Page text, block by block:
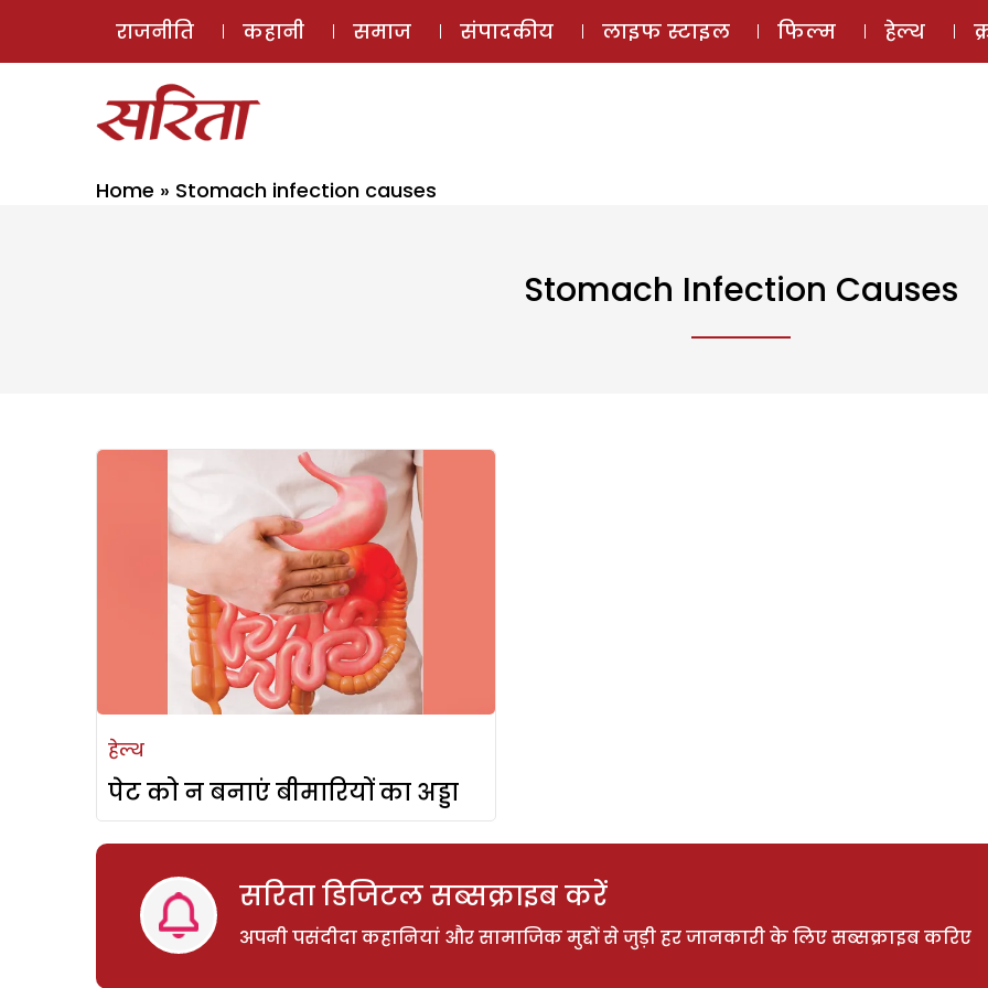
ई-मैगज़ीन
राजनीति कहानी समाज संपादकीय लाइफ स्टाइल फिल्म हेल्थ
Home » Stomach infection causes
Stomach Infection Causes
हेल्थ
पेट को न बनाएं बीमारियों का अड्डा
सरिता डिजिटल सब्सक्राइब करें
अपनी पसंदीदा कहानियां और सामाजिक मुद्दों से जुड़ी हर जानकारी के लिए सब्सक्राइब करिए